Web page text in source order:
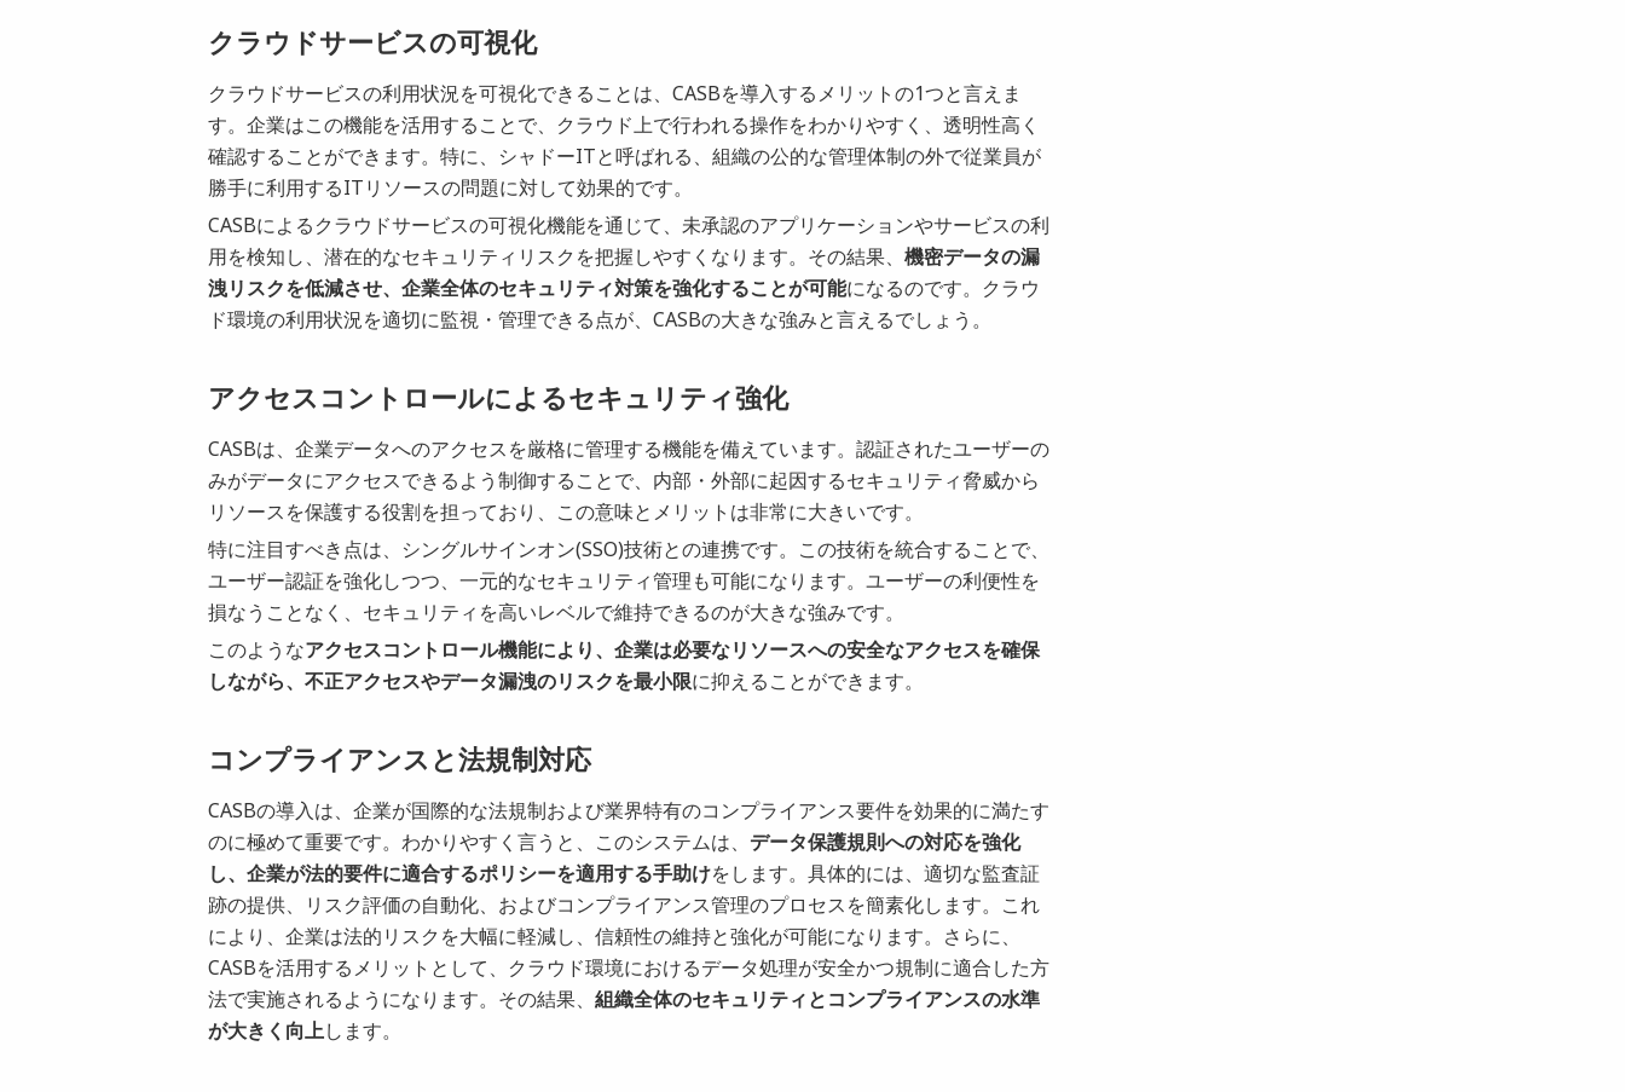
クラウドサービスの可視化
クラウドサービスの利用状況を可視化できることは、CASBを導入するメリットの1つと言えま
す。企業はこの機能を活用することで、クラウド上で行われる操作をわかりやすく、透明性高く
確認することができます。特に、シャドーITと呼ばれる、組織の公的な管理体制の外で従業員が
勝手に利用するITリソースの問題に対して効果的です。
CASBによるクラウドサービスの可視化機能を通じて、未承認のアプリケーションやサービスの利
用を検知し、潜在的なセキュリティリスクを把握しやすくなります。その結果、 機密データの漏
洩リスクを低減させ、企業全体のセキュリティ対策を強化することが可能になるのです。クラウ
ド環境の利用状況を適切に監視・管理できる点が、CASBの大きな強みと言えるでしょう。
アクセスコントロールによるセキュリティ強化
CASBは、企業データへのアクセスを厳格に管理する機能を備えています。認証されたユーザーの
みがデータにアクセスできるよう制御することで、内部・外部に起因するセキュリティ脅威から
リソースを保護する役割を担っており、この意味とメリットは非常に大きいです。
特に注目すべき点は、シングルサインオン(SSO)技術との連携です。この技術を統合することで、
ユーザー認証を強化しつつ、一元的なセキュリティ管理も可能になります。ユーザーの利便性を
損なうことなく、セキュリティを高いレベルで維持できるのが大きな強みです。
このようなアクセスコントロール機能により、企業は必要なリソースへの安全なアクセスを確保
しながら、不正アクセスやデータ漏洩のリスクを最小限に抑えることができます。
コンプライアンスと法規制対応
CASBの導入は、企業が国際的な法規制および業界特有のコンプライアンス要件を効果的に満たす
のに極めて重要です。わかりやすく言うと、このシステムは、 データ保護規則への対応を強化
し、企業が法的要件に適合するポリシーを適用する手助けをします。具体的には、適切な監査証
跡の提供、リスク評価の自動化、およびコンプライアンス管理のプロセスを簡素化します。これ
により、企業は法的リスクを大幅に軽減し、信頼性の維持と強化が可能になります。さらに、
CASBを活用するメリットとして、クラウド環境におけるデータ処理が安全かつ規制に適合した方
法で実施されるようになります。その結果、 組織全体のセキュリティとコンプライアンスの水準
が大きく向上します。